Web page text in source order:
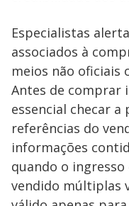
Especialistas
associados à
meios não oficiais
Antes de comprar
essencial checar
referências do
informações
quando o
vendido múltiplas